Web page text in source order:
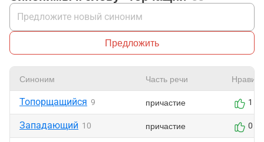
Предложить
Синоним Часть речи
Топорщащийся 9 причастие 1
Западающий 10 причастие 0